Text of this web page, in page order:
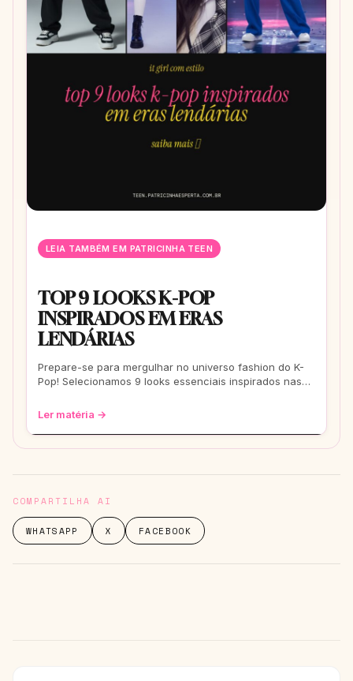
LEIA TAMBÉM EM PATRICINHA TEEN
TOP 9 LOOKS K-POP
INSPIRADOS EM ERAS
LENDÁRIAS
Prepare-se para mergulhar no universo fashion do K-
Pop! Selecionamos 9 looks essenciais inspirados nas
Ler matéria →
COMPARTILHA AI
WHATSAPP X FACEBOOK